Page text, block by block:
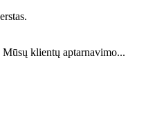
klientų aptarnavimo...